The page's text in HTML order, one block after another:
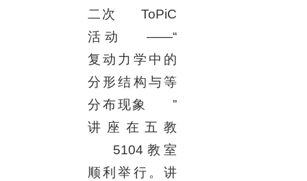
二次
ToPiC
活动
——“
复动力学中的
分形结构与等
分布现象
”
讲座在五教
5104 教室
顺利举行。讲